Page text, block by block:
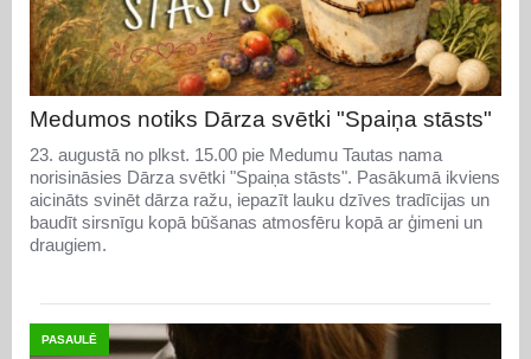
Medumos notiks Dārza svētki "Spaiņa stāsts"
23. augustā no plkst. 15.00 pie Medumu Tautas nama
norisināsies Dārza svētki "Spaiņa stāsts". Pasākumā ikviens
aicināts svinēt dārza ražu, iepazīt lauku dzīves tradīcijas un
baudīt sirsnīgu kopā būšanas atmosfēru kopā ar ģimeni un
draugiem.
PASAULĒ